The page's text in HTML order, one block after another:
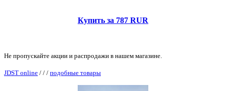
Купить за 787 RUR
Не пропускайте акции и распродажи в нашем магазине.
JDST online / / / подобные товары